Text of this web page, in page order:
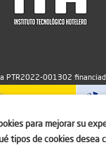
PTR2022-001302
AEI/10.13039/
para mejorar su
tipos de cookies desea